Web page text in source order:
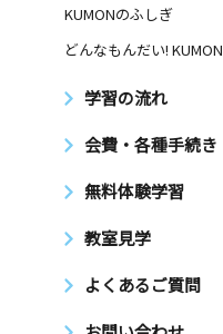
KUMONのふしぎ
どんなもんだい! KUMON
学習の流れ
会費・各種手続き
無料体験学習
教室見学
よくあるご質問